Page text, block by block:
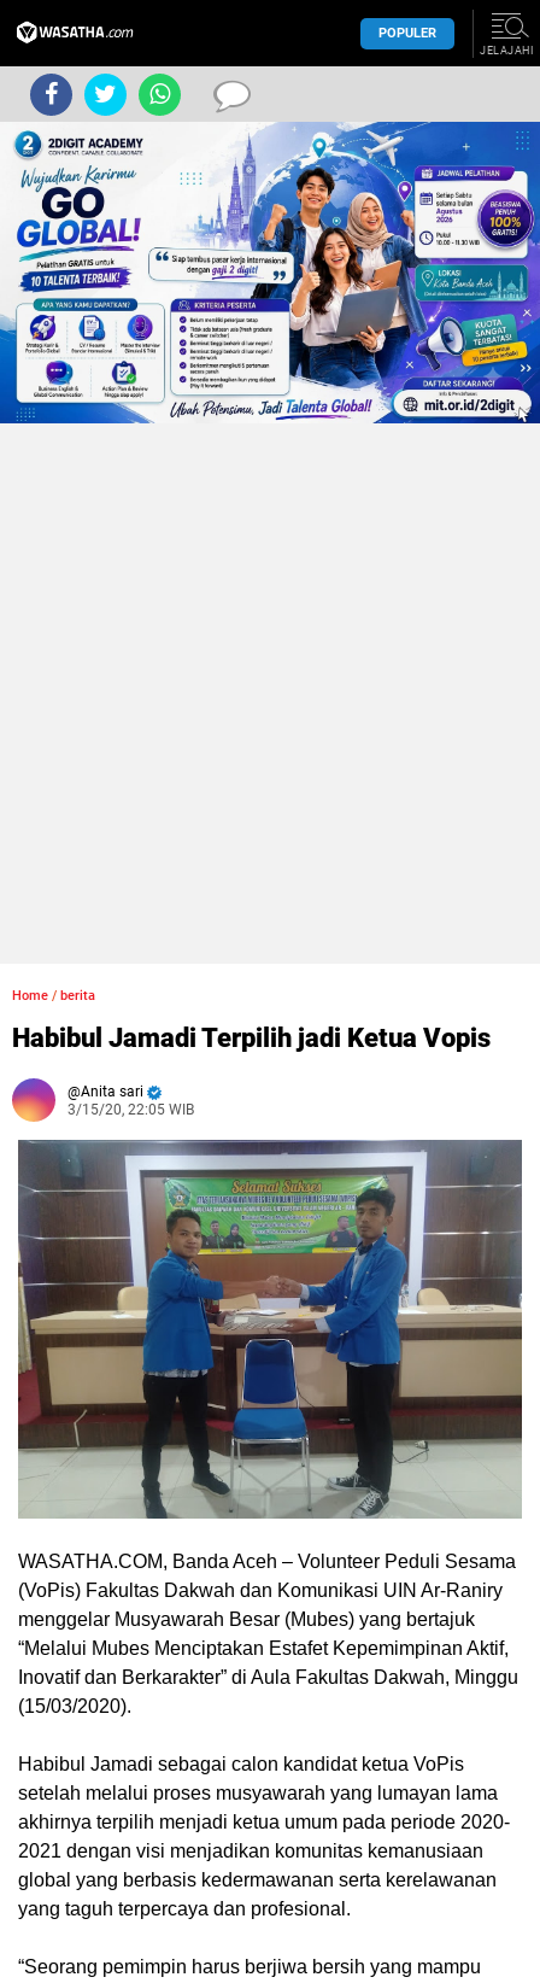
POPULER
JELAJAHI
Home / berita
Habibul Jamadi Terpilih jadi Ketua Vopis
Anita sari
3/15/20, 22:05 WIB
WASATHA.COM, Banda Aceh – Volunteer Peduli Sesama
(VoPis) Fakultas Dakwah dan Komunikasi UIN Ar-Raniry
menggelar Musyawarah Besar (Mubes) yang bertajuk
“Melalui Mubes Menciptakan Estafet Kepemimpinan Aktif,
Inovatif dan Berkarakter” di Aula Fakultas Dakwah, Minggu
(15/03/2020).
Habibul Jamadi sebagai calon kandidat ketua VoPis
setelah melalui proses musyawarah yang lumayan lama
akhirnya terpilih menjadi ketua umum pada periode 2020-
2021 dengan visi menjadikan komunitas kemanusiaan
global yang berbasis kedermawanan serta kerelawanan
yang taguh terpercaya dan profesional.
“Seorang pemimpin harus berjiwa bersih yang mampu